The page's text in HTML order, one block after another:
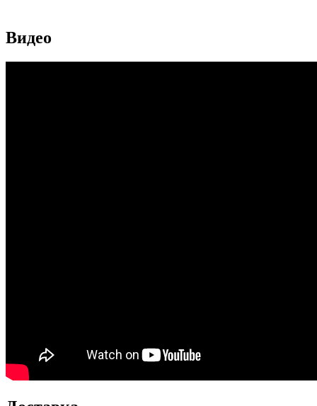
Видео